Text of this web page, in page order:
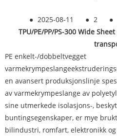
● 2025-08-11 ● 2 ●
TPU/PE/PP/PS-300 Wide
PE enkelt-/dobbeltvegget
en avansert produksjonslinje
av varmekrympeslange av
sine utmerkede isolasjons-,
buntingsegenskaper, er mye
bilindustri, romfart, elektronikk